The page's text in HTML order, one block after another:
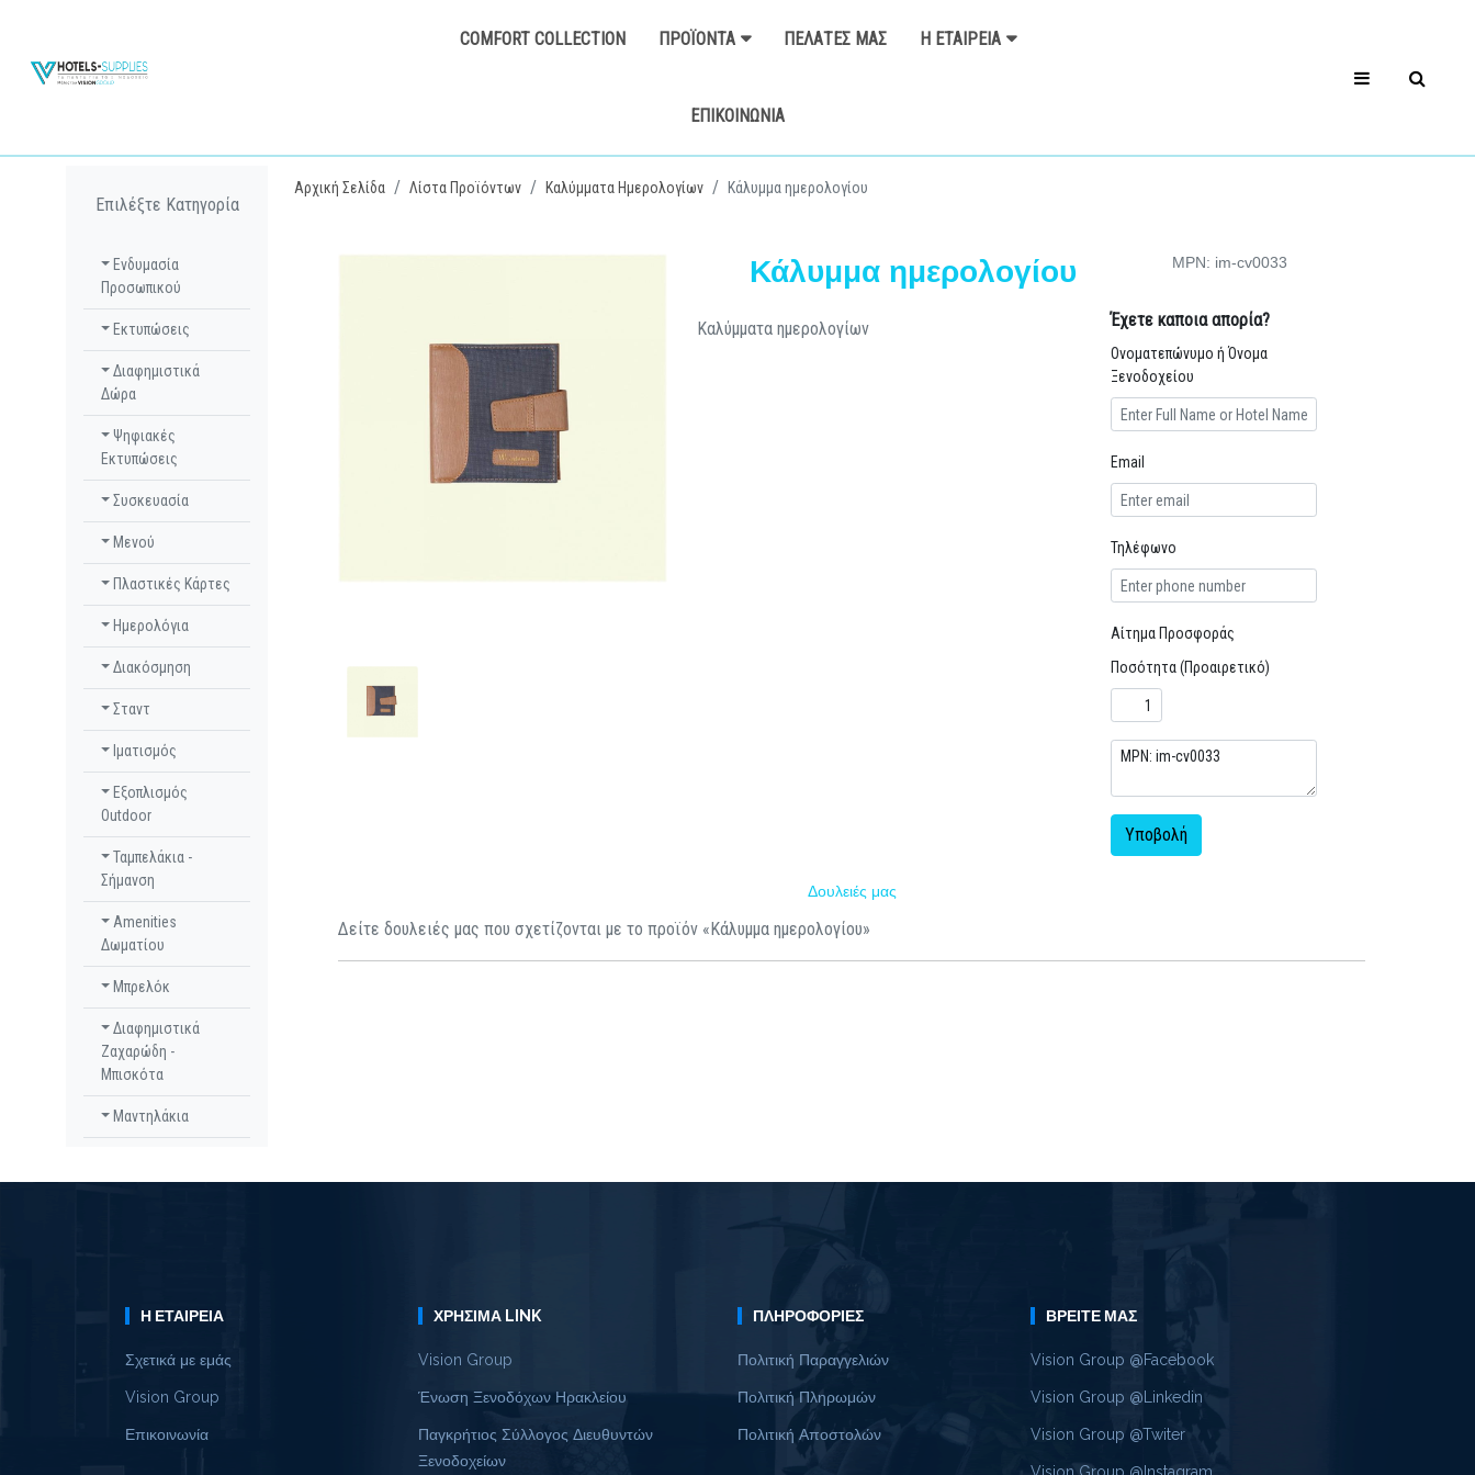
COMFORT COLLECTION ΠΡΟΪΌΝΤΑ ΠΕΛΆΤΕΣ ΜΑΣ Η ΕΤΑΙΡΕΊΑ
ΕΠΙΚΟΙΝΩΝΊΑ
Επιλέξτε Κατηγορία
Ενδυμασία
Προσωπικού
Εκτυπώσεις
Διαφημιστικά
Δώρα
Ψηφιακές
Εκτυπώσεις
Συσκευασία
Μενού
Πλαστικές Κάρτες
Ημερολόγια
Διακόσμηση
Σταντ
Ιματισμός
Εξοπλισμός
Outdoor
Ταμπελάκια -
Σήμανση
Amenities
Δωματίου
Μπρελόκ
Διαφημιστικά
Ζαχαρώδη -
Μπισκότα
Μαντηλάκια
Αρχική Σελίδα Λίστα Προϊόντων Καλύμματα Ημερολογίων Κάλυμμα ημερολογίου
Κάλυμμα ημερολογίου MPN: im-cv0033
Καλύμματα ημερολογίων Έχετε καποια απορία?
Ονοματεπώνυμο ή Όνομα
Ξενοδοχείου
Email
Τηλέφωνο
Αίτημα Προσφοράς
Ποσότητα (Προαιρετικό)
Υποβολή
Δουλειές μας
Δείτε δουλειές μας που σχετίζονται με το προϊόν «Κάλυμμα ημερολογίου»
Η ΕΤΑΙΡΕΊΑ
Σχετικά με εμάς
Vision Group
Επικοινωνία
ΧΡΉΣΙΜΑ LINK
Vision Group
Ένωση Ξενοδόχων Ηρακλείου
Παγκρήτιος Σύλλογος Διευθυντών
Ξενοδοχείων
ΠΛΗΡΟΦΟΡΊΕΣ
Πολιτική Παραγγελιών
Πολιτική Πληρωμών
Πολιτική Αποστολών
ΒΡΕΊΤΕ ΜΑΣ
Vision Group @Facebook
Vision Group @Linkedin
Vision Group @Twiter